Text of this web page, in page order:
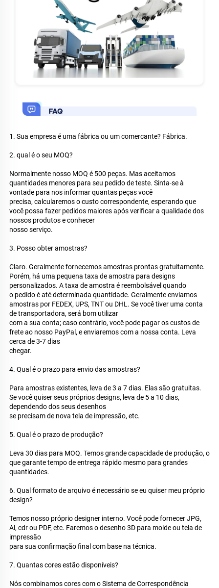
1. Sua empresa é uma fábrica ou um comercante? Fábrica.
2. qual é o seu MOQ?
Normalmente nosso MOQ é 500 peças. Mas aceitamos
quantidades menores para seu pedido de teste. Sinta-se à
vontade para nos informar quantas peças você
precisa, calcularemos o custo correspondente, esperando que
você possa fazer pedidos maiores após verificar a qualidade dos
nossos produtos e conhecer
nosso serviço.
3. Posso obter amostras?
Claro. Geralmente fornecemos amostras prontas gratuitamente.
Porém, há uma pequena taxa de amostra para designs
personalizados. A taxa de amostra é reembolsável quando
o pedido é até determinada quantidade. Geralmente enviamos
amostras por FEDEX, UPS, TNT ou DHL. Se você tiver uma conta
de transportadora, será bom utilizar
com a sua conta; caso contrário, você pode pagar os custos de
frete ao nosso PayPal, e enviaremos com a nossa conta. Leva
cerca de 3-7 dias
chegar.
4. Qual é o prazo para envio das amostras?
Para amostras existentes, leva de 3 a 7 dias. Elas são gratuitas.
Se você quiser seus próprios designs, leva de 5 a 10 dias,
dependendo dos seus desenhos
se precisam de nova tela de impressão, etc.
5. Qual é o prazo de produção?
Leva 30 dias para MOQ. Temos grande capacidade de produção, o
que garante tempo de entrega rápido mesmo para grandes
quantidades.
6. Qual formato de arquivo é necessário se eu quiser meu próprio
design?
Temos nosso próprio designer interno. Você pode fornecer JPG,
Al, cdr ou PDF, etc. Faremos o desenho 3D para molde ou tela de
impressão
para sua confirmação final com base na técnica.
7. Quantas cores estão disponíveis?
Nós combinamos cores com o Sistema de Correspondência